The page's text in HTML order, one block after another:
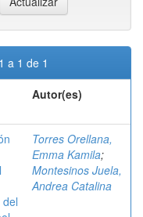
a 1 de 1
Autor(es)
Torres Orellana,
Emma Kamila;
Montesinos Juela,
Andrea Catalina